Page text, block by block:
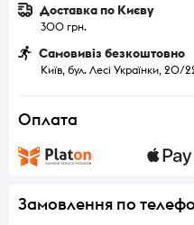
Доставка по Києву
300 грн.
Самовивіз безкоштовно
Київ, бул. Лесі Українки, 20/
Оплата
Замовлення по